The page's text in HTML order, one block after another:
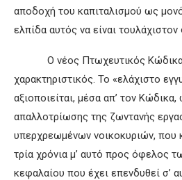
αποδοχή του καπιταλισμού ως
ελπίδα αυτός να είναι
Ο νέος Πτωχευτικός Κώδικας
χαρακτηριστικός. Το «ελάχιστο
αξιοποιείται, μέσα απ’ τον
απαλλοτρίωσης της ζωντανής
υπερχρεωμένων νοικοκυριών, που
τρία χρόνια μ’ αυτό προς όφελος
κεφαλαίου που έχει επενδυθεί σ’